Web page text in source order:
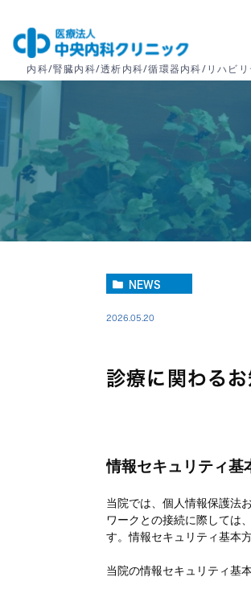
NEWS
2026.05.20
診療に関わる
情報セキュリティ基
当院では、個人情報保護法
ワークとの接続に際しては
す。情報セキュリティ基本
当院の情報セキュリティ基